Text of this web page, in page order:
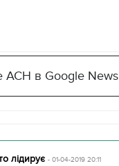
АСН в Google News
лідирує - 01-04-2019 20:11